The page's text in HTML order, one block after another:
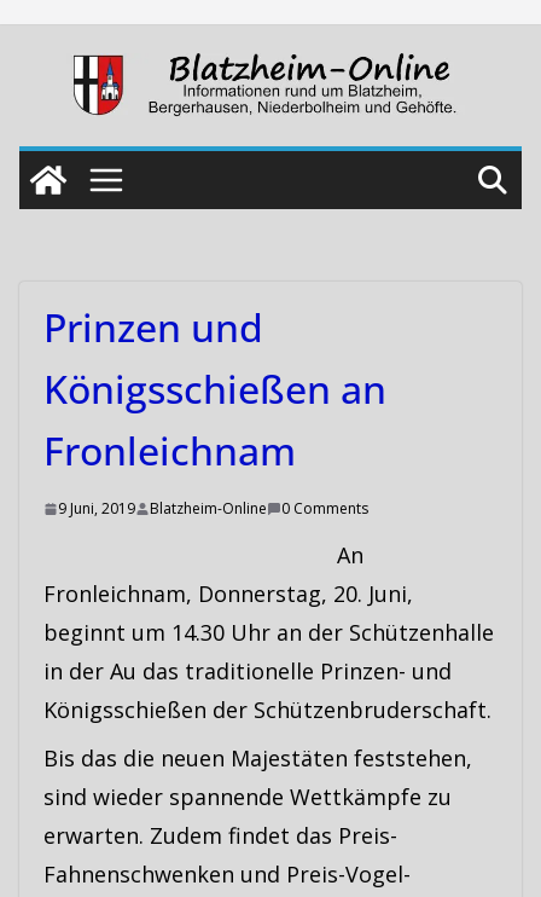
Skip
content
Prinzen und
Königsschießen an
Fronleichnam
9 Juni, 2019 Blatzheim-Online 0 Comments
An
Fronleichnam, Donnerstag, 20. Juni,
beginnt um 14.30 Uhr an der Schützenhalle
in der Au das traditionelle Prinzen- und
Königsschießen der Schützenbruderschaft.
Bis das die neuen Majestäten feststehen,
sind wieder spannende Wettkämpfe zu
erwarten. Zudem findet das Preis-
Fahnenschwenken und Preis-Vogel-